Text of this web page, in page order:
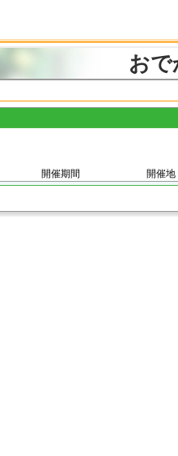
おで
開催期間 開催地